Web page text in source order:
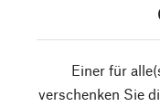
Einer für
verschenken Sie